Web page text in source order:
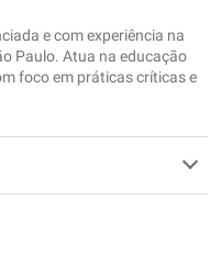
que procuro
e com experiência na
Paulo. Atua na educação
foco em práticas críticas e